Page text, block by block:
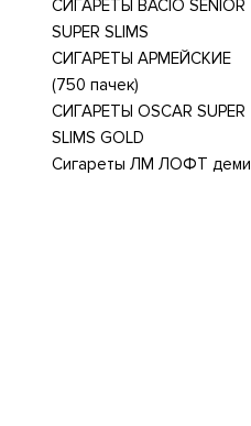
СИГАРЕТЫ BACIO SENIOR
SUPER SLIMS
СИГАРЕТЫ АРМЕЙСКИЕ
(750 пачек)
СИГАРЕТЫ OSCAR SUPER
SLIMS GOLD
Сигареты ЛМ ЛОФТ деми